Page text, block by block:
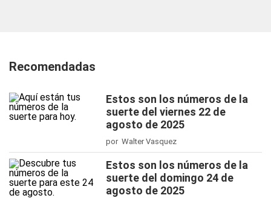
Recomendadas
Estos son los números de la
suerte del viernes 22 de
agosto de 2025
por Walter Vasquez
Estos son los números de la
suerte del domingo 24 de
agosto de 2025